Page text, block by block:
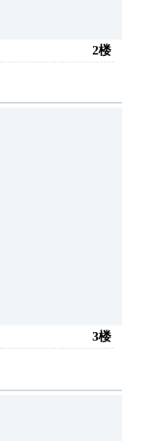
2楼
3楼